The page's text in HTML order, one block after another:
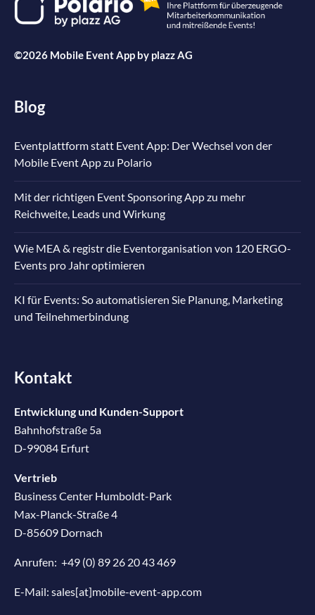
©2026 Mobile Event App by plazz AG
Blog
Eventplattform statt Event App: Der Wechsel von der
Mobile Event App zu Polario
Mit der richtigen Event Sponsoring App zu mehr
Reichweite, Leads und Wirkung
Wie MEA & registr die Eventorganisation von 120 ERGO-
Events pro Jahr optimieren
KI für Events: So automatisieren Sie Planung, Marketing
und Teilnehmerbindung
Kontakt
Entwicklung und Kunden-Support
Bahnhofstraße 5a
D-99084 Erfurt
Vertrieb
Business Center Humboldt-Park
Max-Planck-Straße 4
D-85609 Dornach
Anrufen: +49 (0) 89 26 20 43 469
E-Mail: sales[at]mobile-event-app.com